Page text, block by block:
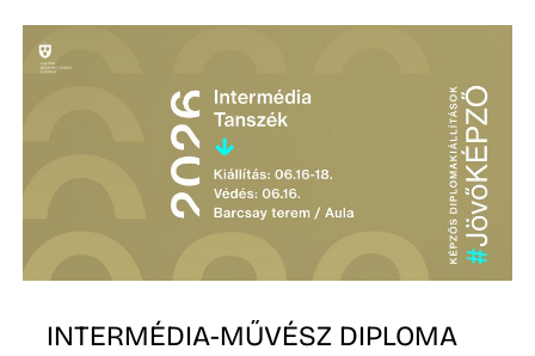
INTERMÉDIA-MŰVÉSZ DIPLOMA